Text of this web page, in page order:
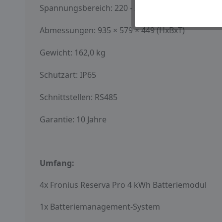
Spannungsbereich: 220 - 321,2 V
Abmessungen: 935 × 579 × 449 (HxBxT)
Gewicht: 162,0 kg
Schutzart: IP65
Schnittstellen: RS485
Garantie: 10 Jahre
Umfang:
4x Fronius Reserva Pro 4 kWh Batteriemodul
1x Batteriemanagement-System